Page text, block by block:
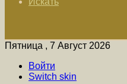
Пятница , 7 Август 2026
Войти
Switch skin